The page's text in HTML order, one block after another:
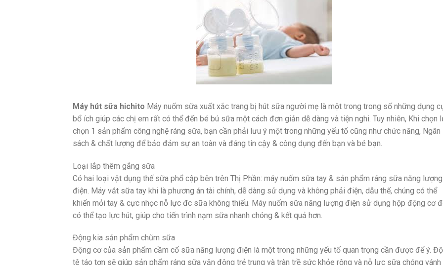
Máy hút sữa hichito Máy nuốm sữa xuất xắc trang bị hút sữa người mẹ là một trong trong số những dụng
bổ ích giúp các chị em rất có thể đến bé bú sữa một cách đơn giản dễ dàng và tiện nghi. Tuy nhiên, Khi chọn
chọn 1 sản phẩm công nghệ ráng sữa, bạn cần phải lưu ý một trong những yếu tố cũng như chức năng, Ngân
sách & chất lượng để bảo đảm sự an toàn và đáng tin cậy & công dụng đến bạn và bé bạn.
Loại lắp thêm gắng sữa
Có hai loại vật dụng thế sữa phổ cập bên trên Thị Phần: máy nuốm sữa tay & sản phẩm ráng sữa năng lượng
điện. Máy vắt sữa tay khi là phương án tài chính, dễ dàng sử dụng và không phải điện, dẫu thế, chúng có thể
khiến mỏi tay & cực nhọc nỗ lực đc sữa không thiếu. Máy nuốm sữa năng lượng điện sử dụng hộp động cơ
có thể tạo lực hút, giúp cho tiến trình nạm sữa nhanh chóng & kết quả hơn.
Động kia sản phẩm chũm sữa
Động cơ của sản phẩm cầm cố sữa năng lượng điện là một trong những yếu tố quan trọng cần được để ý.
tê táo tợn sẽ giúp sản phẩm ráng sữa vận động trẻ trung và tràn trề sức khỏe rộng và nỗ lực sữa chóng vánh